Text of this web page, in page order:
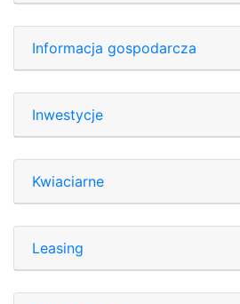
Informacja gospodarcza
Inwestycje
Kwiaciarne
Leasing